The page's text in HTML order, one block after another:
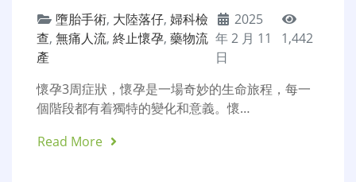
墮胎手術, 大陸落仔, 婦科檢
查, 無痛人流, 終止懷孕, 藥物流
產
2025
年 2 月 11
日
1,442
懷孕3周症狀，懷孕是一場奇妙的生命旅程，每一
個階段都有着獨特的變化和意義。懷…
Read More